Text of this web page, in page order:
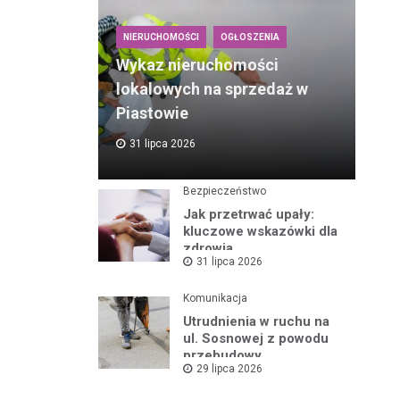
NIERUCHOMOŚCI OGŁOSZENIA
Wykaz nieruchomości
lokalowych na sprzedaż w
Piastowie
31 lipca 2026
Bezpieczeństwo
Jak przetrwać upały:
kluczowe wskazówki dla
zdrowia
31 lipca 2026
Komunikacja
Utrudnienia w ruchu na
ul. Sosnowej z powodu
przebudowy
29 lipca 2026